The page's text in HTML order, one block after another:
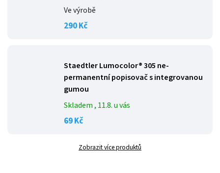
Ve výrobě
290 Kč
Staedtler Lumocolor® 305 ne-
permanentní popisovač s integrovanou
gumou
Skladem , 11.8. u vás
69 Kč
Zobrazit více produktů